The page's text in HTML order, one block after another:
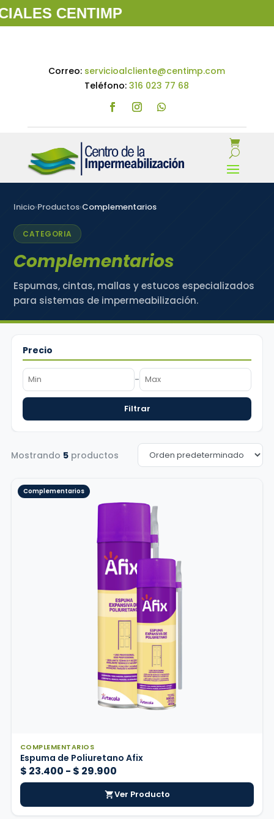
CENTIMP
Correo: servicioalcliente@centimp.com
Teléfono: 316 023 77 68
Inicio›Productos›Complementarios
CATEGORIA
Complementarios
Espumas, cintas, mallas y estucos especializados
para sistemas de impermeabilización.
Precio
-
Filtrar
Mostrando 5productos
Complementarios
COMPLEMENTARIOS
Espuma de Poliuretano Afix
$ 23.400 - $ 29.900Rango
de
precios:
Ver Producto